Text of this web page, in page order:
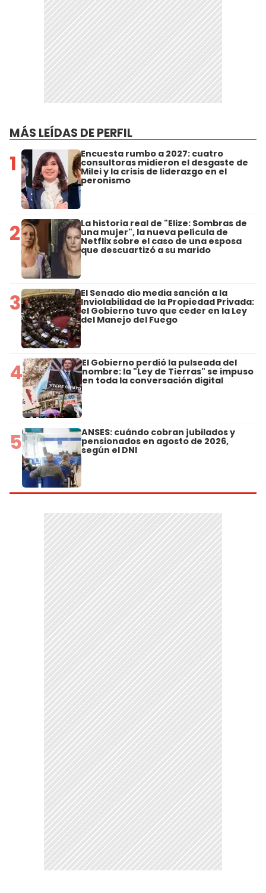
MÁS LEÍDAS DE PERFIL
1 Encuesta rumbo a 2027: cuatro
consultoras midieron el desgaste de
Milei y la crisis de liderazgo en el
peronismo
2 La historia real de "Elize: Sombras de
una mujer", la nueva película de
Netflix sobre el caso de una esposa
que descuartizó a su marido
3 El Senado dio media sanción a la
Inviolabilidad de la Propiedad Privada:
el Gobierno tuvo que ceder en la Ley
del Manejo del Fuego
4 El Gobierno perdió la pulseada del
nombre: la "Ley de Tierras" se impuso
en toda la conversación digital
5 ANSES: cuándo cobran jubilados y
pensionados en agosto de 2026,
según el DNI